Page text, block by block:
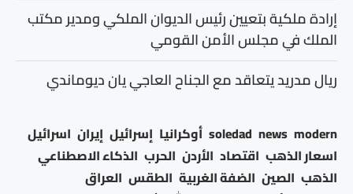
إرادة ملكية بتعيين رئيس الديوان الملكي ومدير مكتب
الملك في مجلس الأمن القومي
ريال مدريد يتعاقد مع الجناح العاجي يان ديوماندي
modern
news
soledad أوكرانيا إسرائيل إيران اسرائيل
اسعار الذهب اقتصاد الأردن الحرب الذكاء الاصطناعي
الذهب الصين الضفة الغربية الطقس العراق